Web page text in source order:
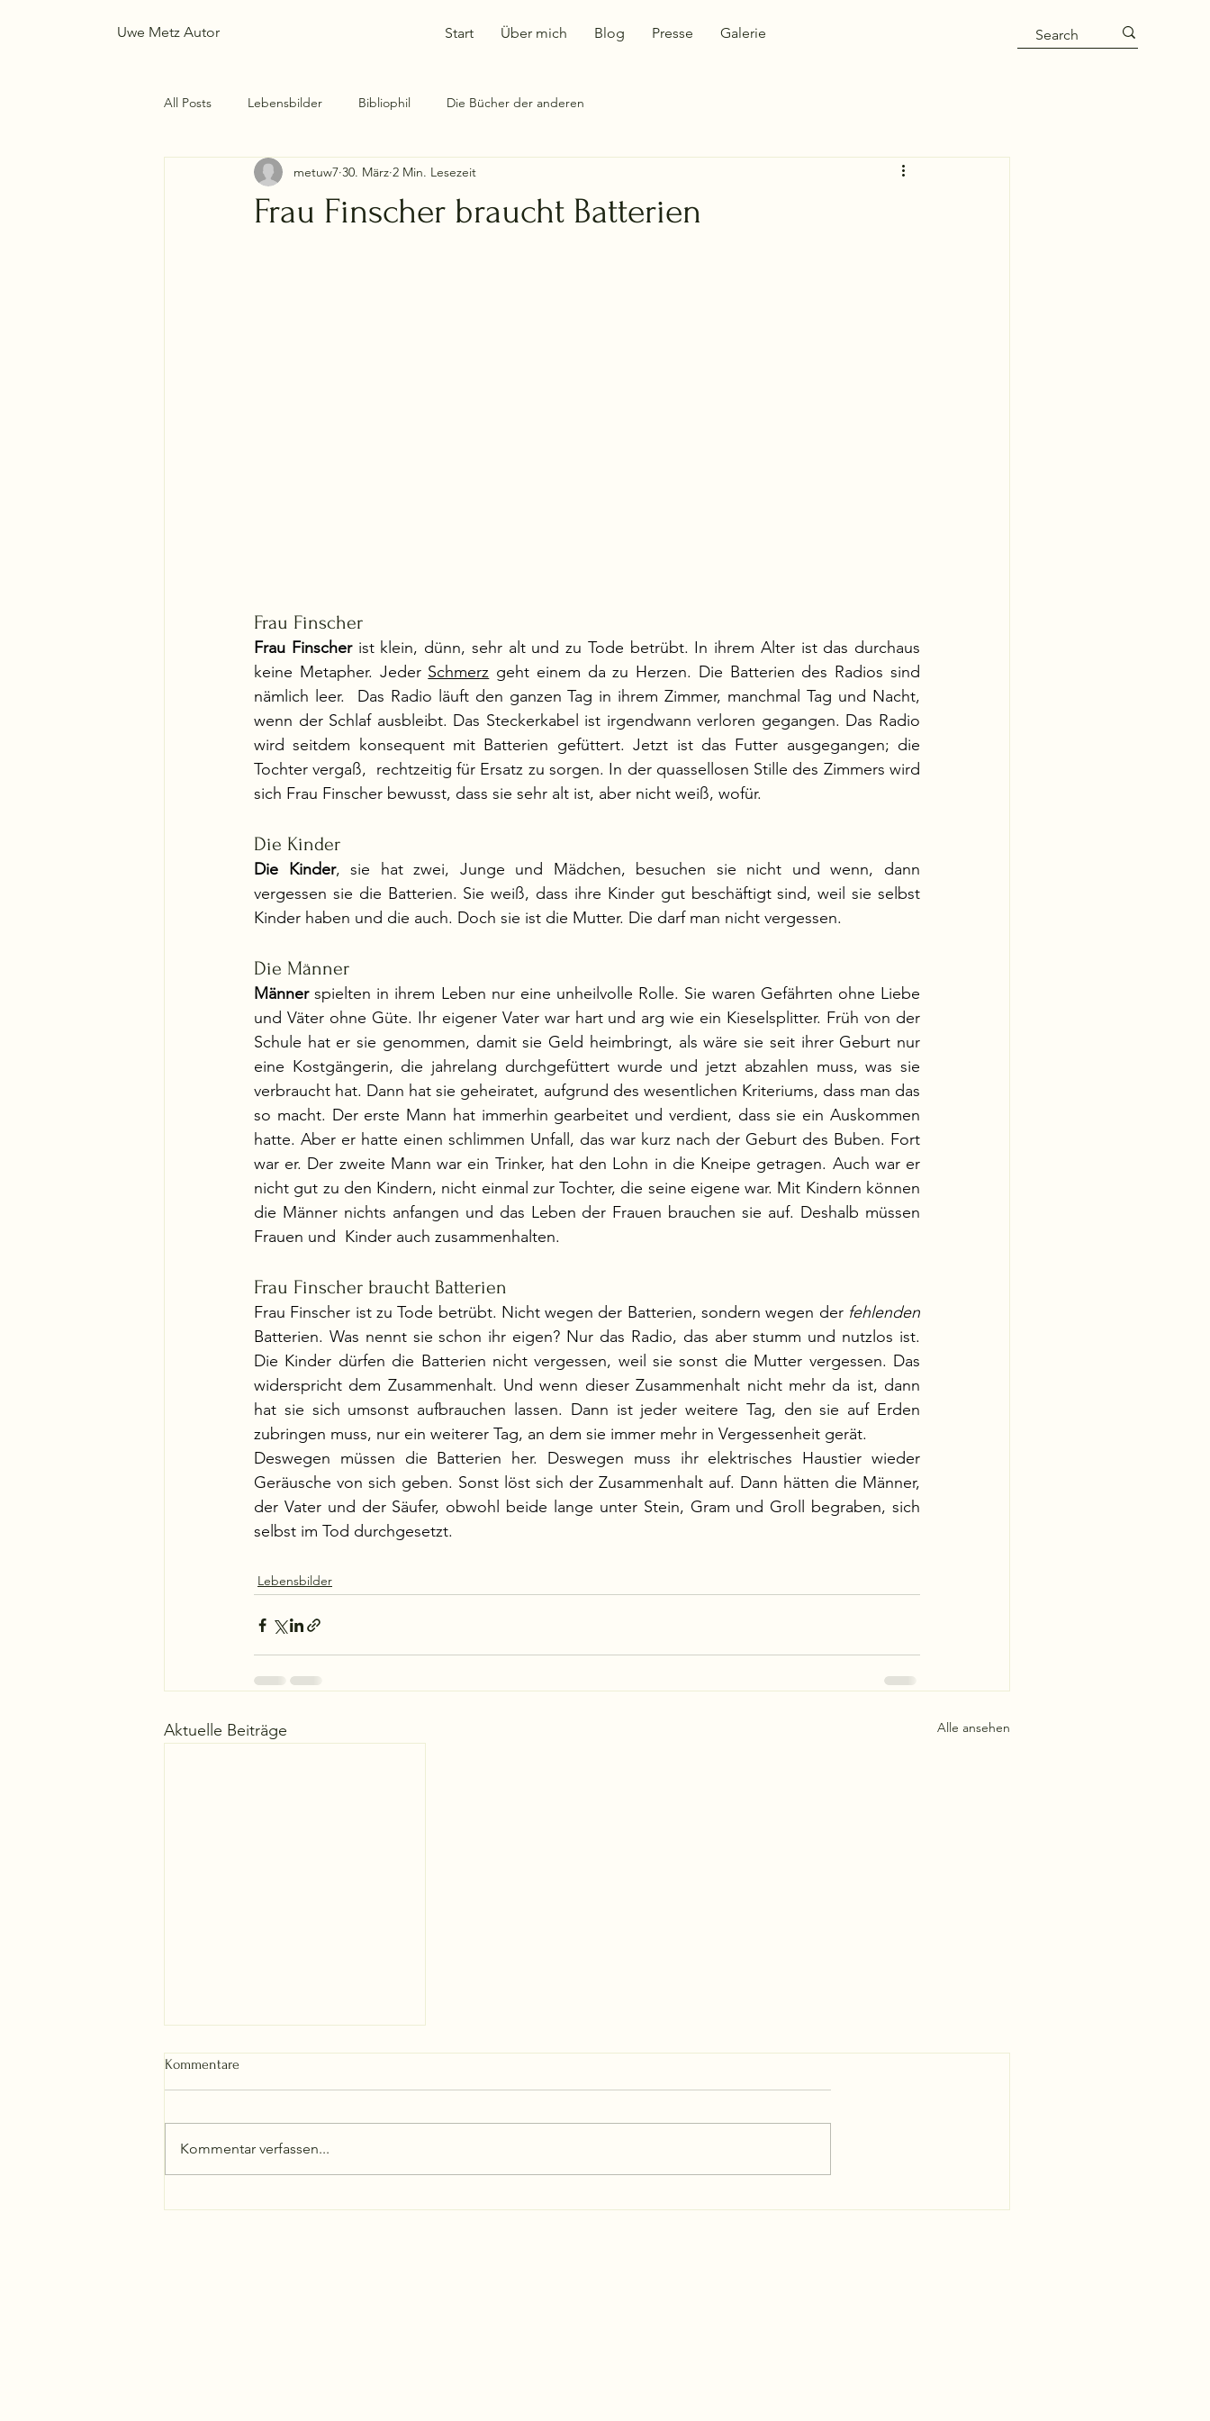
Uwe Metz Autor Start Über mich Blog Presse Galerie
All Posts Lebensbilder Bibliophil Die Bücher der anderen
Frau Finscher braucht Batterien
metuw7 30. März 2 Min. Lesezeit
Frau Finscher
Frau Finscher ist klein, dünn, sehr alt und zu Tode betrübt. In ihrem Alter ist das durchaus
keine Metapher. Jeder Schmerz geht einem da zu Herzen. Die Batterien des Radios sind
nämlich leer.  Das Radio läuft den ganzen Tag in ihrem Zimmer, manchmal Tag und Nacht,
wenn der Schlaf ausbleibt. Das Steckerkabel ist irgendwann verloren gegangen. Das Radio
wird seitdem konsequent mit Batterien gefüttert. Jetzt ist das Futter ausgegangen; die
Tochter vergaß,  rechtzeitig für Ersatz zu sorgen. In der quassellosen Stille des Zimmers wird
sich Frau Finscher bewusst, dass sie sehr alt ist, aber nicht weiß, wofür.
Die Kinder
Die Kinder, sie hat zwei, Junge und Mädchen, besuchen sie nicht und wenn, dann
vergessen sie die Batterien. Sie weiß, dass ihre Kinder gut beschäftigt sind, weil sie selbst
Kinder haben und die auch. Doch sie ist die Mutter. Die darf man nicht vergessen.
Die Männer
Männer spielten in ihrem Leben nur eine unheilvolle Rolle. Sie waren Gefährten ohne Liebe
und Väter ohne Güte. Ihr eigener Vater war hart und arg wie ein Kieselsplitter. Früh von der
Schule hat er sie genommen, damit sie Geld heimbringt, als wäre sie seit ihrer Geburt nur
eine Kostgängerin, die jahrelang durchgefüttert wurde und jetzt abzahlen muss, was sie
verbraucht hat. Dann hat sie geheiratet, aufgrund des wesentlichen Kriteriums, dass man das
so macht. Der erste Mann hat immerhin gearbeitet und verdient, dass sie ein Auskommen
hatte. Aber er hatte einen schlimmen Unfall, das war kurz nach der Geburt des Buben. Fort
war er. Der zweite Mann war ein Trinker, hat den Lohn in die Kneipe getragen. Auch war er
nicht gut zu den Kindern, nicht einmal zur Tochter, die seine eigene war. Mit Kindern können
die Männer nichts anfangen und das Leben der Frauen brauchen sie auf. Deshalb müssen
Frauen und  Kinder auch zusammenhalten.
Frau Finscher braucht Batterien
Frau Finscher ist zu Tode betrübt. Nicht wegen der Batterien, sondern wegen der
Batterien. Was nennt sie schon ihr eigen? Nur das Radio, das aber stumm und nutzlos ist.
Die Kinder dürfen die Batterien nicht vergessen, weil sie sonst die Mutter vergessen. Das
widerspricht dem Zusammenhalt. Und wenn dieser Zusammenhalt nicht mehr da ist, dann
hat sie sich umsonst aufbrauchen lassen. Dann ist jeder weitere Tag, den sie auf Erden
zubringen muss, nur ein weiterer Tag, an dem sie immer mehr in Vergessenheit gerät.
Deswegen müssen die Batterien her. Deswegen muss ihr elektrisches Haustier wieder
Geräusche von sich geben. Sonst löst sich der Zusammenhalt auf. Dann hätten die Männer,
der Vater und der Säufer, obwohl beide lange unter Stein, Gram und Groll begraben, sich
selbst im Tod durchgesetzt.
Lebensbilder
Aktuelle Beiträge Alle ansehen
Frau Gellert hat Kopfweh
Kommentare
Kommentar verfassen...